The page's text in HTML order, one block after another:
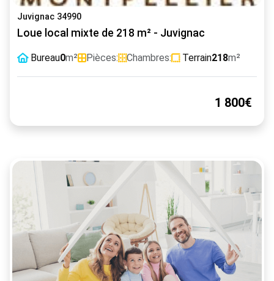
Juvignac 34990
Loue local mixte de 218 m² - Juvignac
Bureau0m² Pièces: Chambres: Terrain218m²
1 800€